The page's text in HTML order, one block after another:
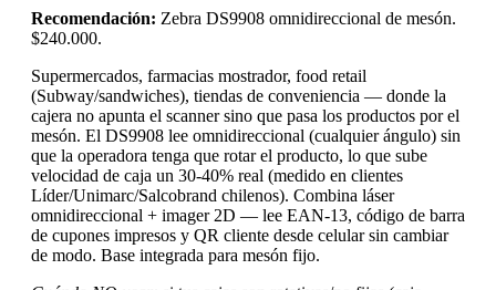
Recomendación: Zebra DS9908 omnidireccional de mesón.
$240.000.
Supermercados, farmacias mostrador, food retail
(Subway/sandwiches), tiendas de conveniencia — donde la
cajera no apunta el scanner sino que pasa los productos por el
mesón. El DS9908 lee omnidireccional (cualquier ángulo) sin
que la operadora tenga que rotar el producto, lo que sube
velocidad de caja un 30-40% real (medido en clientes
Líder/Unimarc/Salcobrand chilenos). Combina láser
omnidireccional + imager 2D — lee EAN-13, código de barra
de cupones impresos y QR cliente desde celular sin cambiar
de modo. Base integrada para mesón fijo.